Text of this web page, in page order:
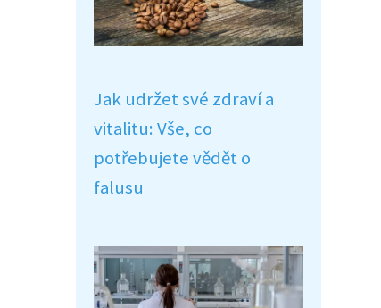
Jak udržet své zdraví a
vitalitu: Vše, co
potřebujete vědět o
falusu